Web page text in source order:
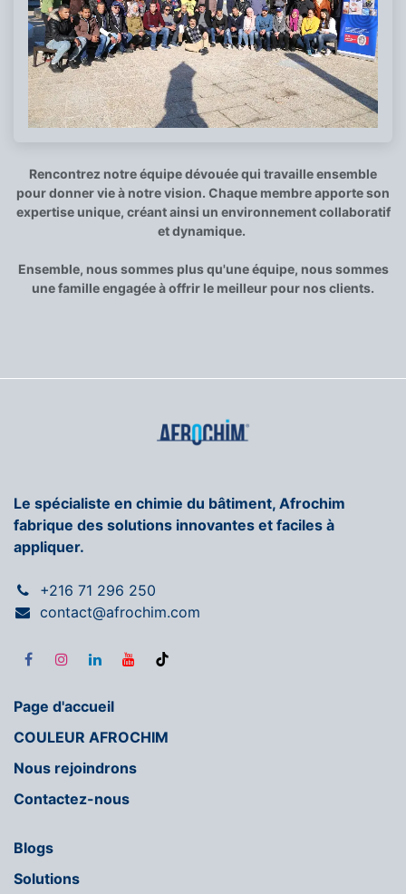
Rencontrez notre équipe dévouée qui travaille ensemble
pour donner vie à notre vision. Chaque membre apporte son
expertise unique, créant ainsi un environnement collaboratif
et dynamique.
Ensemble, nous sommes plus qu'une équipe, nous sommes
une famille engagée à offrir le meilleur pour nos clients.
Le spécialiste en chimie du bâtiment, Afrochim
fabrique des solutions innovantes et faciles à
appliquer.
+216 71 296 250
contact@afrochim.com
Page d'accueil
COULEUR AFROCHIM
Nous rejoindrons
Contactez-nous
Blogs
Solutions